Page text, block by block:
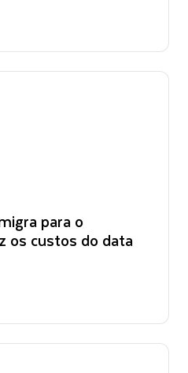
para o
os custos do data